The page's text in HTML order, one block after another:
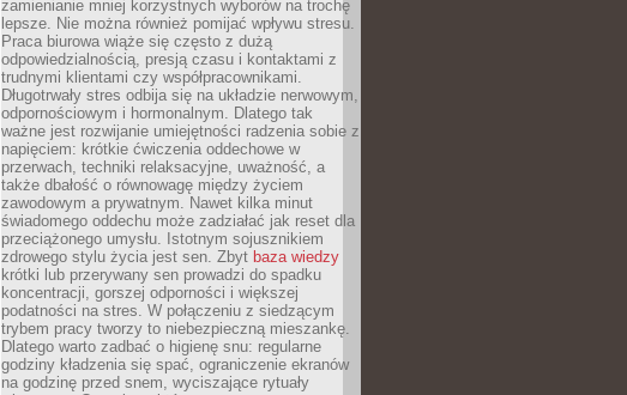
zamienianie mniej korzystnych wyborów na trochę
lepsze. Nie można również pomijać wpływu stresu.
Praca biurowa wiąże się często z dużą
odpowiedzialnością, presją czasu i kontaktami z
trudnymi klientami czy współpracownikami.
Długotrwały stres odbija się na układzie nerwowym,
odpornościowym i hormonalnym. Dlatego tak
ważne jest rozwijanie umiejętności radzenia sobie z
napięciem: krótkie ćwiczenia oddechowe w
przerwach, techniki relaksacyjne, uważność, a
także dbałość o równowagę między życiem
zawodowym a prywatnym. Nawet kilka minut
świadomego oddechu może zadziałać jak reset dla
przeciążonego umysłu. Istotnym sojusznikiem
zdrowego stylu życia jest sen. Zbyt baza wiedzy
krótki lub przerywany sen prowadzi do spadku
koncentracji, gorszej odporności i większej
podatności na stres. W połączeniu z siedzącym
trybem pracy tworzy to niebezpieczną mieszankę.
Dlatego warto zadbać o higienę snu: regularne
godziny kładzenia się spać, ograniczenie ekranów
na godzinę przed snem, wyciszające rytuały